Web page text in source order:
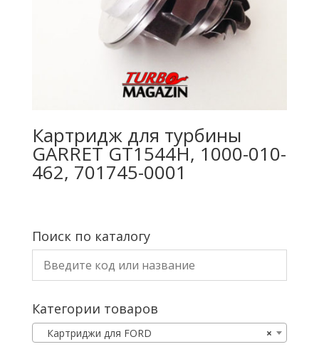
Картридж для турбины
GARRET GT1544H, 1000-010-
462, 701745-0001
Поиск по каталогу
Категории товаров
×
Картриджи для FORD